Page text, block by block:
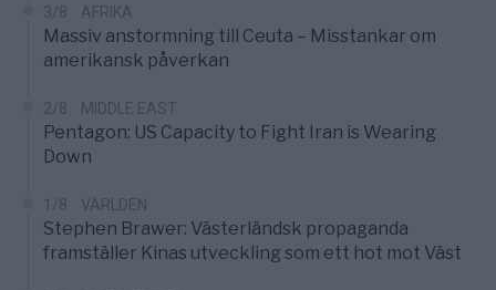
3/8 AFRIKA
Massiv anstormning till Ceuta – Misstankar om
amerikansk påverkan
2/8 MIDDLE EAST
Pentagon: US Capacity to Fight Iran is Wearing
Down
1/8 VÄRLDEN
Stephen Brawer: Västerländsk propaganda
framställer Kinas utveckling som ett hot mot Väst